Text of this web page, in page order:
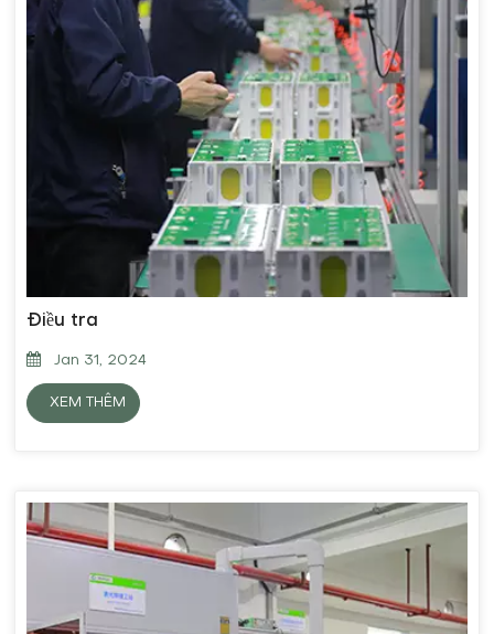
Điều tra
Jan 31, 2024
XEM THÊM